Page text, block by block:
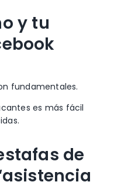
y tu
fundamentales.
es más fácil
de